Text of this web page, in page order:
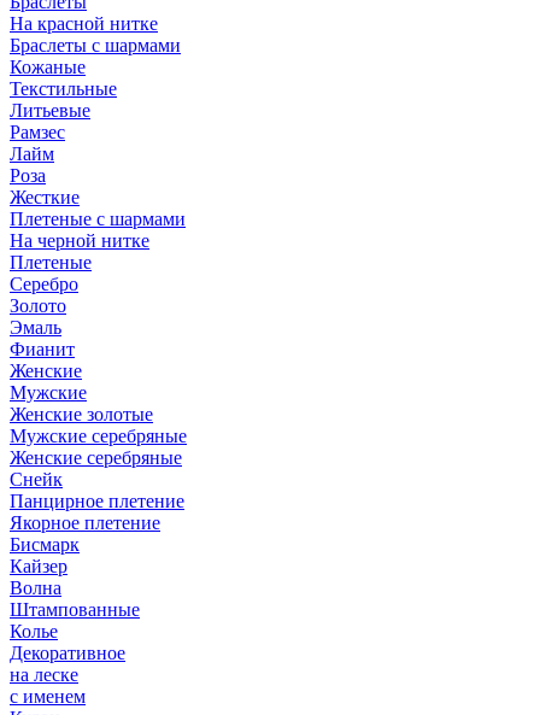
На красной нитке
Браслеты с шармами
Кожаные
Текстильные
Литьевые
Рамзес
Лайм
Роза
Жесткие
Плетеные с шармами
На черной нитке
Плетеные
Серебро
Золото
Эмаль
Фианит
Женские
Мужские
Женские золотые
Мужские серебряные
Женские серебряные
Снейк
Панцирное плетение
Якорное плетение
Бисмарк
Кайзер
Волна
Штампованные
Колье
Декоративное
на леске
с именем